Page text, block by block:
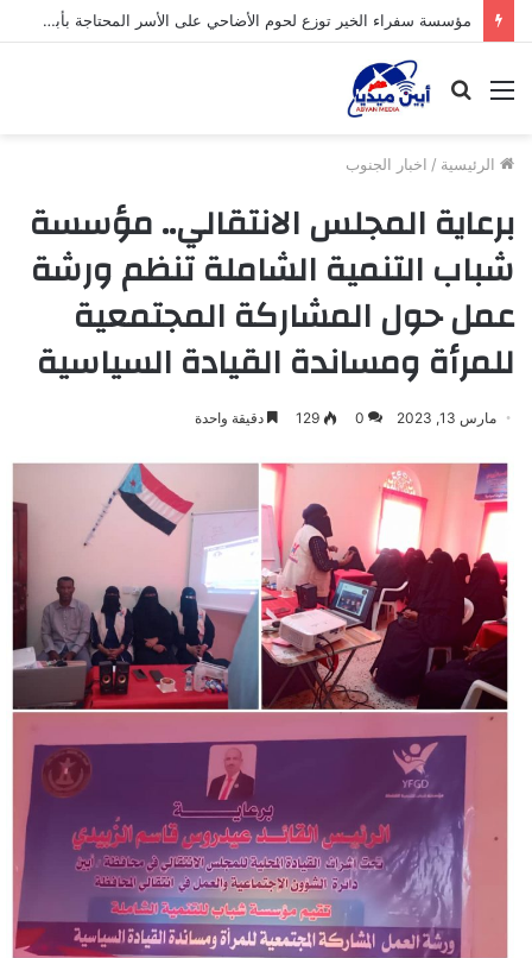
مؤسسة سفراء الخير توزع لحوم الأضاحي على الأسر المحتاجة بأبين
القائمة بحث
الرئيسية / اخبار الجنوب
برعاية المجلس الانتقالي.. مؤسسة
شباب التنمية الشاملة تنظم ورشة
عمل حول المشاركة المجتمعية
للمرأة ومساندة القيادة السياسية
مارس 13, 2023 0
129 دقيقة واحدة